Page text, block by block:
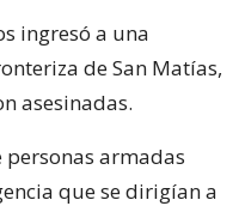
ingresó a una
de San Matías,
asesinadas.
armadas
que se dirigían a